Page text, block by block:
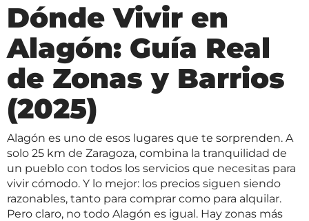
Dónde Vivir en
Alagón: Guía Real
de Zonas y Barrios
(2025)
Alagón es uno de esos lugares que te sorprenden. A
solo 25 km de Zaragoza, combina la tranquilidad de
un pueblo con todos los servicios que necesitas para
vivir cómodo. Y lo mejor: los precios siguen siendo
razonables, tanto para comprar como para alquilar.
Pero claro, no todo Alagón es igual. Hay zonas más